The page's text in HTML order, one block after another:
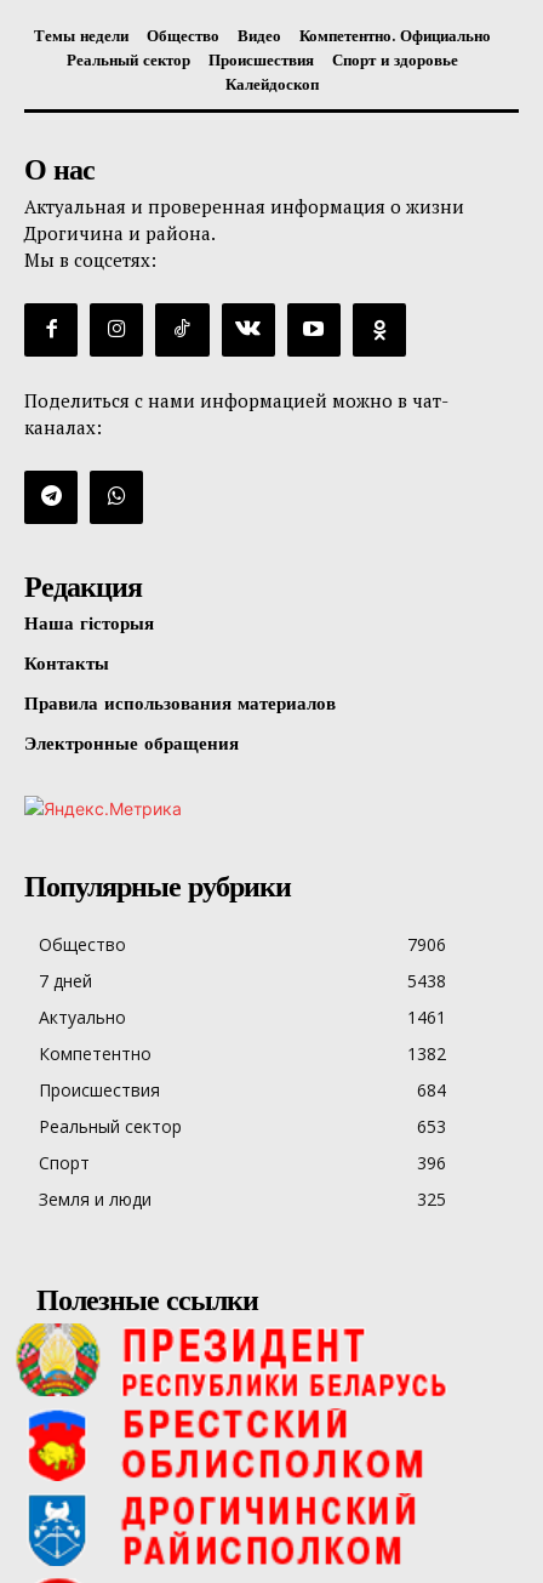
Темы недели Общество Видео
Компетентно. Официально
Реальный сектор
Происшествия
Спорт и здоровье
Калейдоскоп
О нас
Актуальная и проверенная информация о жизни
Дрогичина и района.
Мы в соцсетях:
Поделиться с нами информацией можно в чат-
каналах:
Редакция
Наша гісторыя
Контакты
Правила использования материалов
Электронные обращения
Популярные рубрики
Общество
7906
7 дней
5438
Актуально
1461
Компетентно
1382
Происшествия
684
Реальный сектор
653
Спорт
396
Земля и люди
325
Полезные ссылки